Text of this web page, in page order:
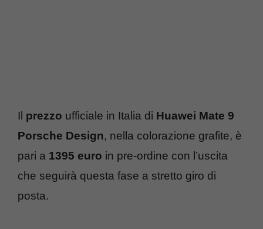
Il prezzo ufficiale in Italia di Huawei Mate 9
Porsche Design, nella colorazione grafite, è
pari a 1395 euro in pre-ordine con l’uscita
che seguirà questa fase a stretto giro di
posta.